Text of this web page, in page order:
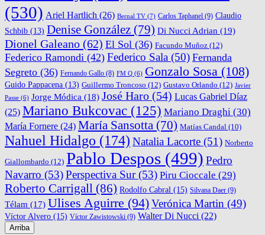
(530) Ariel Hartlich (26) Bernal TV (7) Carlos Taphanel (9) Claudio
Schbib (13) Denise González (79) Di Nucci Adrian (19)
Dionel Galeano (62) El Sol (36) Facundo Muñoz (12)
Federico Ramondi (42) Federico Sala (50) Fernanda
Segreto (36) Fernando Gallo (8) FM Q (6) Gonzalo Sosa (108)
Guido Pappacena (13) Guillermo Troncoso (12) Gustavo Orlando (12) Javier
Passe (6) Jorge Módica (18) José Haro (54) Lucas Gabriel Díaz
(25) Mariano Bukcovac (125) Mariano Draghi (30)
María Fornere (24) María Sansotta (70) Matías Candal (10)
Nahuel Hidalgo (174) Natalia Lacorte (51) Norberto
Giallombardo (12) Pablo Despos (499) Pedro
Navarro (53)Perspectiva Sur(53) Piru Cioccale (29)
Roberto Carrigall (86) Rodolfo Cabral (15) Silvana Daer (9)
Télam (17) Ulises Aguirre (94)Verónica Martin (49)
Víctor Alvero (15) Víctor Zawistowski (9) Walter Di Nucci (22)
Arriba